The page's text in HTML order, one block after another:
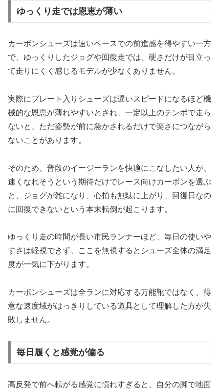
ゆっくり走では恩恵が薄い
カーボンシューズは速いペースでの前進感を得やすい一方
で、ゆっくりしたジョグや回復走では、硬さだけが目立っ
て走りにくく感じるモデルが少なくありません。
実際にプレート入りシューズは遅いスピードになるほど機
械的な恩恵が薄れやすいとされ、一定以上のテンポで走ら
ないと、ただ姿勢が前に急かされるだけで楽さにつながら
ないことがあります。
そのため、普段のイージーランを快適にこなしたい人が、
速くなれそうという期待だけでレース向けカーボンを選ぶ
と、ジョグが雑になり、心拍も無駄に上がり、回復日なの
に回復できないという本末転倒が起こります。
ゆっくり走の時間が長い市民ランナーほど、毎日の使いや
すさは軽視できず、ここを無視するとシューズ全体の満足
度が一気に下がります。
カーボンシューズは全ランに対応する万能靴ではなく、得
意な速度域がはっきりしている道具として理解した方が失
敗しません。
毎日履くと感覚が偏る
高反発で前へ転がる感覚に慣れすぎると、自分の脚で地面